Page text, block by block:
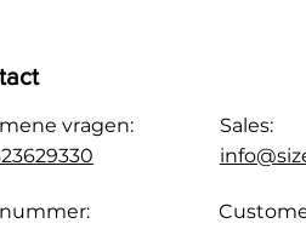
vragen:
nummer:
Sales: